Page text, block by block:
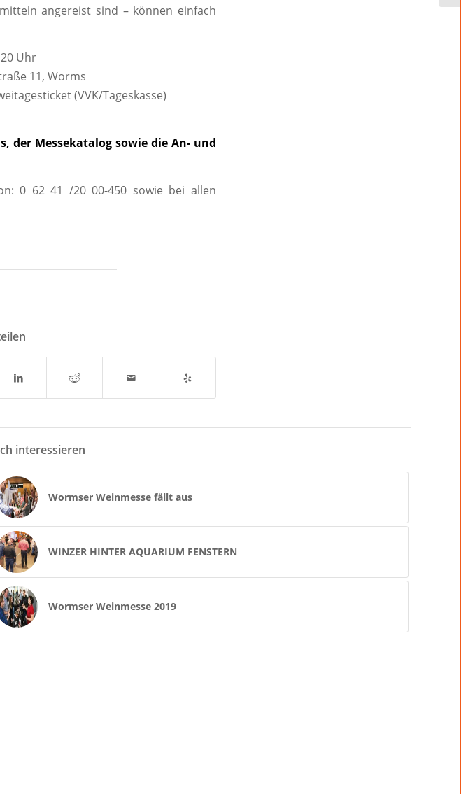
angereist sind – können einfach
Uhr
11, Worms
(VVK/Tageskasse)
der Messekatalog sowie die An- und
0 62 41 /20 00-450 sowie bei allen
interessieren
Wormser Weinmesse fällt aus
WINZER HINTER AQUARIUM FENSTERN
Wormser Weinmesse 2019